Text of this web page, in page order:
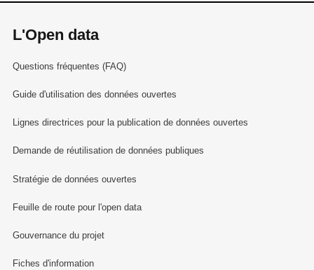
L'Open data
Questions fréquentes (FAQ)
Guide d'utilisation des données ouvertes
Lignes directrices pour la publication de données ouvertes
Demande de réutilisation de données publiques
Stratégie de données ouvertes
Feuille de route pour l'open data
Gouvernance du projet
Fiches d'information